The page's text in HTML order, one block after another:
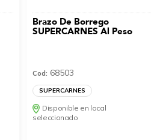
Brazo De Borrego
SUPERCARNES Al Peso
Cod: 68503
SUPERCARNES
Disponible en local
seleccionado